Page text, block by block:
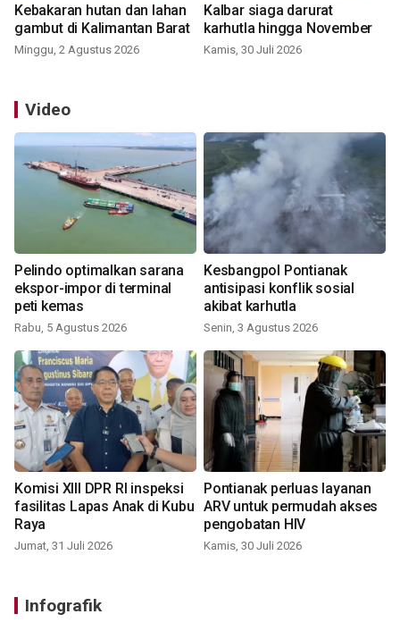
Kebakaran hutan dan lahan
gambut di Kalimantan Barat
Minggu, 2 Agustus 2026
Kalbar siaga darurat
karhutla hingga November
Kamis, 30 Juli 2026
Video
Pelindo optimalkan sarana
ekspor-impor di terminal
peti kemas
Rabu, 5 Agustus 2026
Kesbangpol Pontianak
antisipasi konflik sosial
akibat karhutla
Senin, 3 Agustus 2026
Komisi XIII DPR RI inspeksi
fasilitas Lapas Anak di Kubu
Raya
Jumat, 31 Juli 2026
Pontianak perluas layanan
ARV untuk permudah akses
pengobatan HIV
Kamis, 30 Juli 2026
Infografik